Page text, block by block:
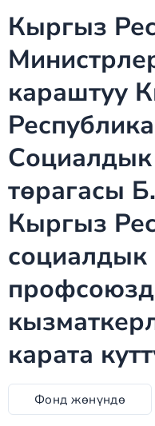
Кыргыз
караштуу
төрагасы
Кыргыз
социалдык
карата
Фонд жөнүндө